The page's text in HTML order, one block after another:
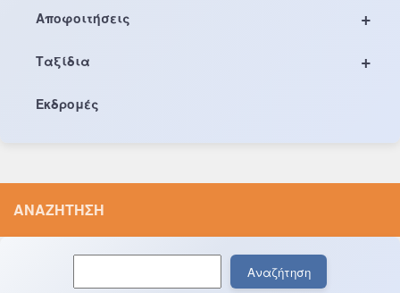
+
Αποφοιτήσεις
+
Ταξίδια
Εκδρομές
ΑΝΑΖΉΤΗΣΗ
Αναζήτηση